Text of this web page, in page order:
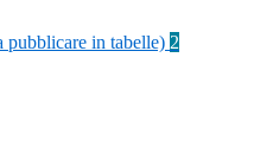
pubblicare in tabelle) 2